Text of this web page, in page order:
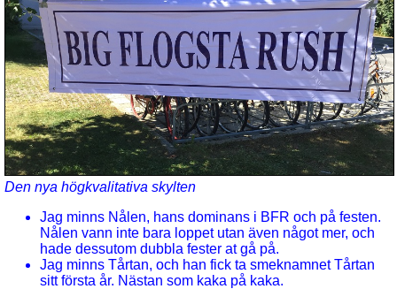
Den nya högkvalitativa skylten
Jag minns Nålen, hans dominans i BFR och på festen.
Nålen vann inte bara loppet utan även något mer, och
hade dessutom dubbla fester at gå på.
Jag minns Tårtan, och han fick ta smeknamnet Tårtan
sitt första år. Nästan som kaka på kaka.